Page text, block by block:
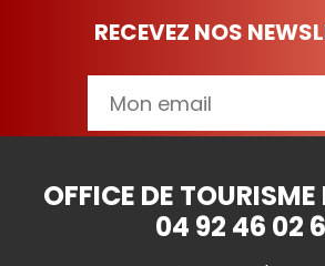
RECEVEZ NOS
OFFICE DE TOURISME
04 92 46 02